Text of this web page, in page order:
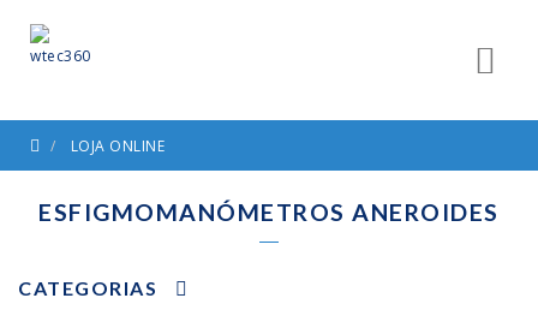
LOJA ONLINE
ESFIGMOMANÓMETROS ANEROIDES
CATEGORIAS